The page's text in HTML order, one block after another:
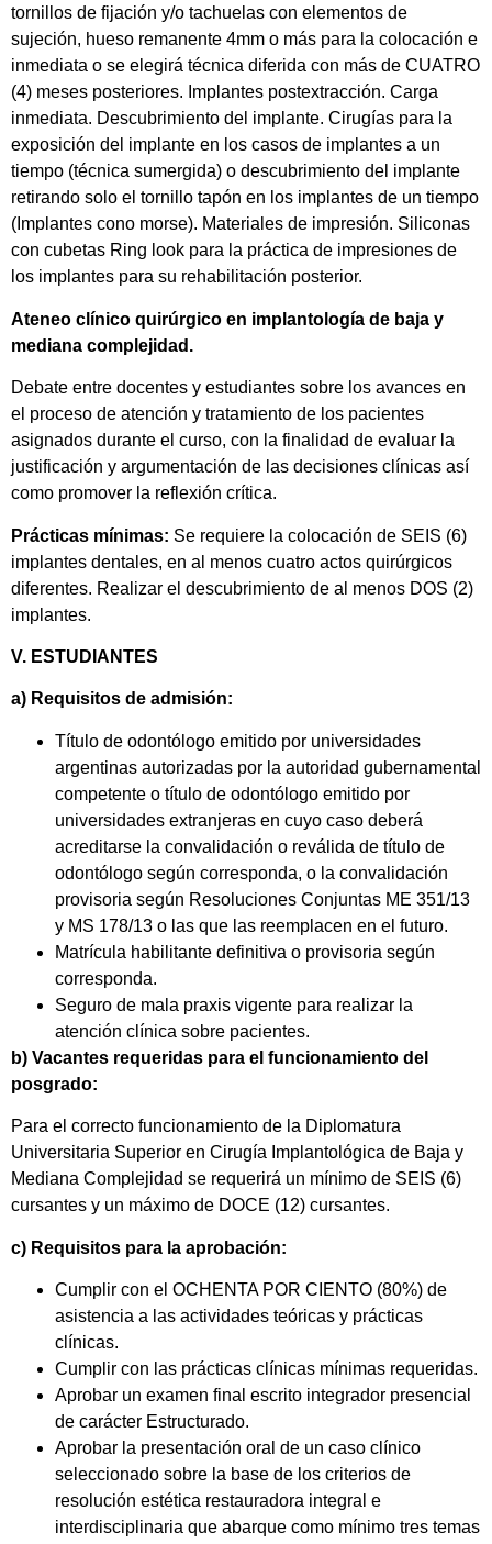
tornillos de fijación y/o tachuelas con elementos de
sujeción, hueso remanente 4mm o más para la colocación e
inmediata o se elegirá técnica diferida con más de CUATRO
(4) meses posteriores. Implantes postextracción. Carga
inmediata. Descubrimiento del implante. Cirugías para la
exposición del implante en los casos de implantes a un
tiempo (técnica sumergida) o descubrimiento del implante
retirando solo el tornillo tapón en los implantes de un tiempo
(Implantes cono morse). Materiales de impresión. Siliconas
con cubetas Ring look para la práctica de impresiones de
los implantes para su rehabilitación posterior.
Ateneo clínico quirúrgico en implantología de baja y
mediana complejidad.
Debate entre docentes y estudiantes sobre los avances en
el proceso de atención y tratamiento de los pacientes
asignados durante el curso, con la finalidad de evaluar la
justificación y argumentación de las decisiones clínicas así
como promover la reflexión crítica.
Prácticas mínimas: Se requiere la colocación de SEIS (6)
implantes dentales, en al menos cuatro actos quirúrgicos
diferentes. Realizar el descubrimiento de al menos DOS (2)
implantes.
V. ESTUDIANTES
a) Requisitos de admisión:
Título de odontólogo emitido por universidades
argentinas autorizadas por la autoridad gubernamental
competente o título de odontólogo emitido por
universidades extranjeras en cuyo caso deberá
acreditarse la convalidación o reválida de título de
odontólogo según corresponda, o la convalidación
provisoria según Resoluciones Conjuntas ME 351/13
y MS 178/13 o las que las reemplacen en el futuro.
Matrícula habilitante definitiva o provisoria según
corresponda.
Seguro de mala praxis vigente para realizar la
atención clínica sobre pacientes.
b) Vacantes requeridas para el funcionamiento del
posgrado:
Para el correcto funcionamiento de la Diplomatura
Universitaria Superior en Cirugía Implantológica de Baja y
Mediana Complejidad se requerirá un mínimo de SEIS (6)
cursantes y un máximo de DOCE (12) cursantes.
c) Requisitos para la aprobación:
Cumplir con el OCHENTA POR CIENTO (80%) de
asistencia a las actividades teóricas y prácticas
clínicas.
Cumplir con las prácticas clínicas mínimas requeridas.
Aprobar un examen final escrito integrador presencial
de carácter Estructurado.
Aprobar la presentación oral de un caso clínico
seleccionado sobre la base de los criterios de
resolución estética restauradora integral e
interdisciplinaria que abarque como mínimo tres temas